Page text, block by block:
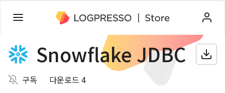
Snowflake JDBC
구독
다운로드 4